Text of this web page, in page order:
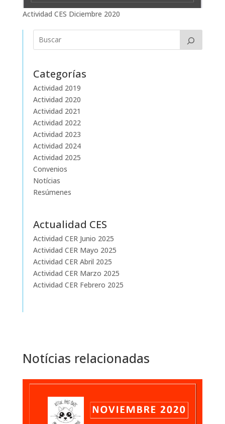
Actividad CES Diciembre 2020
Categorías
Actividad 2019
Actividad 2020
Actividad 2021
Actividad 2022
Actividad 2023
Actividad 2024
Actividad 2025
Convenios
Notícias
Resúmenes
Actualidad CES
Actividad CER Junio 2025
Actividad CER Mayo 2025
Actividad CER Abril 2025
Actividad CER Marzo 2025
Actividad CER Febrero 2025
Notícias relacionadas